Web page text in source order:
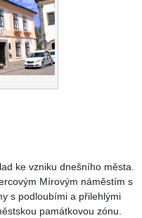
ke vzniku dnešního města.
Mírovým náměstím s
s podloubími a přilehlými
památkovou zónu.